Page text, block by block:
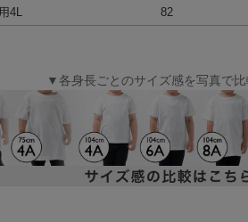
4L 82
▼各身長ごとのサイズ感を写真で